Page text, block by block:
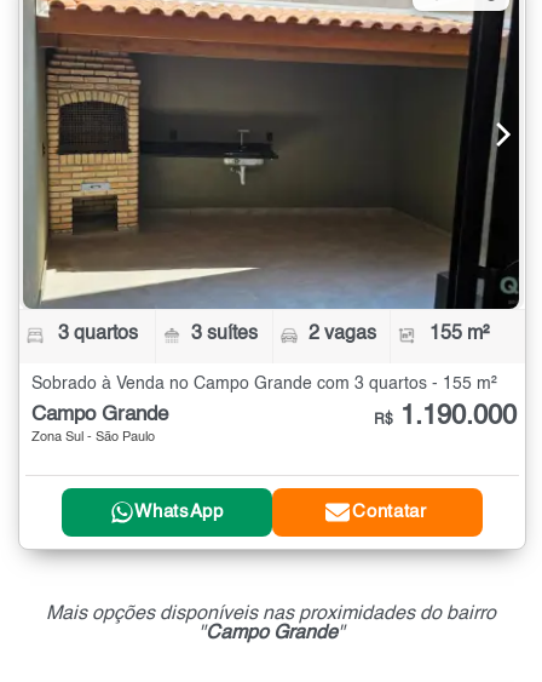
3 quartos 3 suítes 2 vagas 155 m²
Sobrado à Venda no Campo Grande com 3 quartos - 155 m²
Campo Grande
Zona Sul - São Paulo
R$ 1.190.000
WhatsApp Contatar
Mais opções disponíveis nas proximidades do bairro
"Campo Grande"